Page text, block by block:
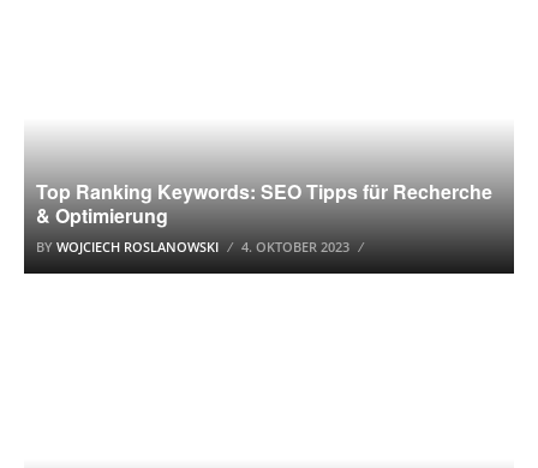
Top Ranking Keywords: SEO Tipps für Recherche
& Optimierung
BY WOJCIECH ROSLANOWSKI 4. OKTOBER 2023